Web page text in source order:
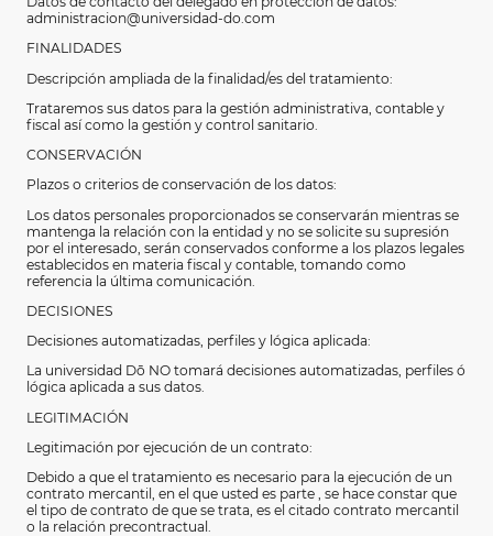
administracion@universidad-do.com
FINALIDADES
Descripción ampliada de la finalidad/es del tratamiento:
Trataremos sus datos para la gestión administrativa, contable y
fiscal así como la gestión y control sanitario.
CONSERVACIÓN
Plazos o criterios de conservación de los datos:
Los datos personales proporcionados se conservarán mientras se
mantenga la relación con la entidad y no se solicite su supresión
por el interesado, serán conservados conforme a los plazos legales
establecidos en materia fiscal y contable, tomando como
referencia la última comunicación.
DECISIONES
Decisiones automatizadas, perfiles y lógica aplicada:
La universidad Dō NO tomará decisiones automatizadas, perfiles ó
lógica aplicada a sus datos.
LEGITIMACIÓN
Legitimación por ejecución de un contrato:
Debido a que el tratamiento es necesario para la ejecución de un
contrato mercantil, en el que usted es parte , se hace constar que
el tipo de contrato de que se trata, es el citado contrato mercantil
o la relación precontractual.